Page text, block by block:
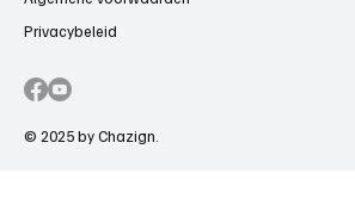
Privacybeleid
© 2025 by Chazign.